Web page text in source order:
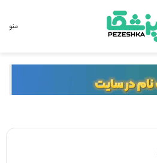
منو